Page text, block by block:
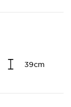
39cm